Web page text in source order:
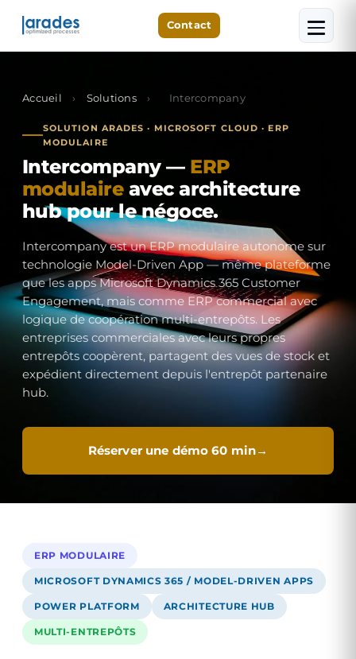
Contact
Accueil › Solutions › Intercompany
SOLUTION ARADES · MICROSOFT CLOUD · ERP
MODULAIRE
Intercompany — ERP
modulaireavec architecture
hub pour le négoce.
Intercompany est un ERP modulaire autonome sur
technologie Model-Driven App — même plateforme
que les apps Microsoft Dynamics 365 Customer
Engagement, mais comme ERP commercial avec
logique de coopération multi-entrepôts. Les
entreprises commerciales avec leurs propres
entrepôts coopèrent, partagent des vues de stock et
expédient directement depuis l'entrepôt partenaire
hub.
Réserver une démo 60 min
ERP MODULAIRE
MICROSOFT DYNAMICS 365 / MODEL-DRIVEN APPS
POWER PLATFORM ARCHITECTURE HUB
MULTI-ENTREPÔTS